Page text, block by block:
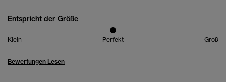
Entspricht der Größe
Klein Perfekt Groß
Bewertungen Lesen